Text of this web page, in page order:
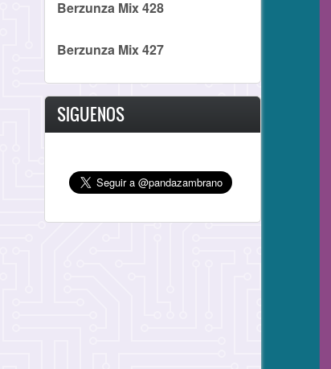
Berzunza Mix 428
Berzunza Mix 427
SIGUENOS